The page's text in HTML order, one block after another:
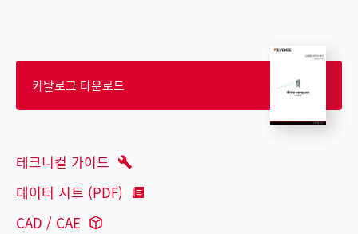
카탈로그 다운로드
테크니컬 가이드
데이터 시트 (PDF)
CAD / CAE